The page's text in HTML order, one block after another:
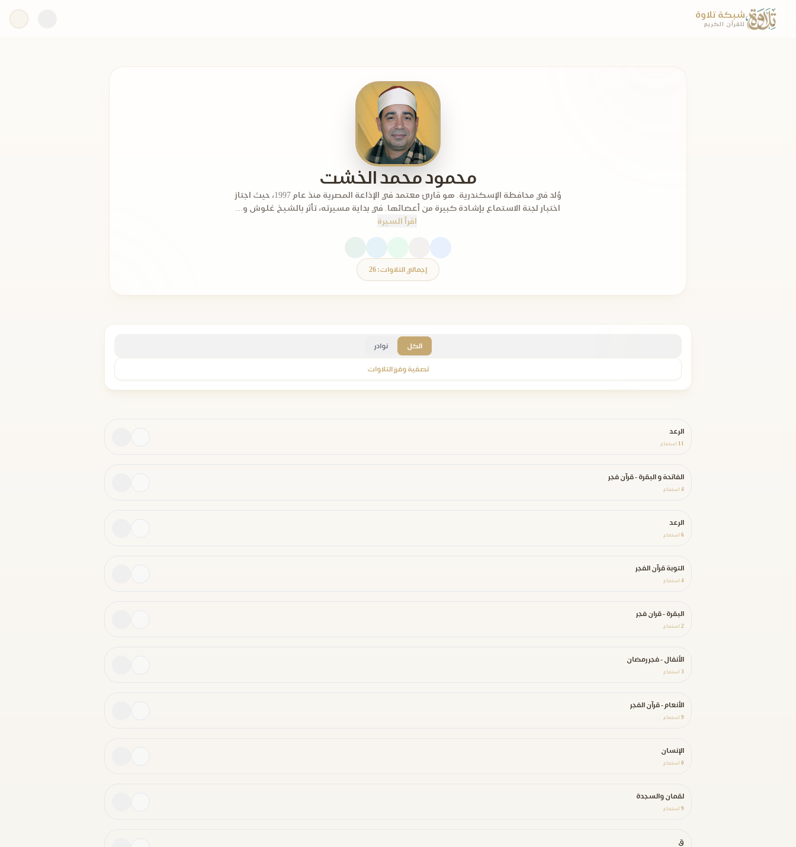
شبكة تلاوة
للقرآن الكريم
محمود محمد الخشت
وُلد في محافظة الإسكندرية. هو قارئ معتمد في الإذاعة المصرية منذ عام 1997، حيث اجتاز
اختبار لجنة الاستماع بإشادة كبيرة من أعضائها. في بداية مسيرته، تأثر بالشيخ غلوش و...
اقرأ السيرة
إجمالي التلاوات: 26
الكل نوادر
تصفية وفرز التلاوات
الرعد
11 استماع
الفاتحة و البقرة - قرآن فجر
4 استماع
الرعد
6 استماع
التوبة قرآن الفجر
4 استماع
البقرة - قران فجر
2 استماع
الأنفال - فجر رمضان
3 استماع
الأنعام - قرآن الفجر
9 استماع
الإنسان
0 استماع
لقمان والسجدة
9 استماع
ق